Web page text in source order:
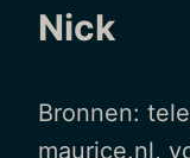
Nick
Bronnen:
maurice.nl,